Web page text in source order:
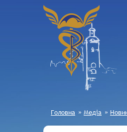
Головна » Медіа »